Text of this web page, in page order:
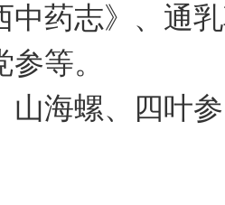
中药志》、通
等。
山海螺、四叶